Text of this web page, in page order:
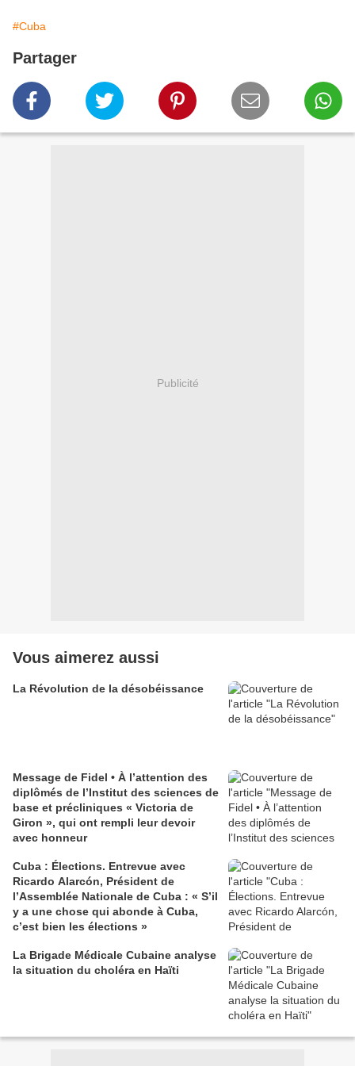
#Cuba
Partager
Publicité
Vous aimerez aussi
La Révolution de la désobéissance
Message de Fidel • À l’attention des
diplômés de l’Institut des sciences de
base et précliniques « Victoria de
Giron », qui ont rempli leur devoir
avec honneur
Cuba : Élections. Entrevue avec
Ricardo Alarcón, Président de
l’Assemblée Nationale de Cuba : « S’il
y a une chose qui abonde à Cuba,
c’est bien les élections »
La Brigade Médicale Cubaine analyse
la situation du choléra en Haïti